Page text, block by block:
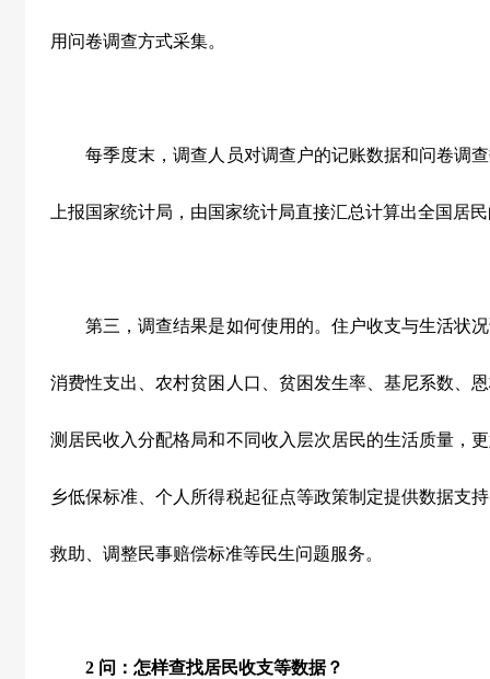
用问卷调查方式采集。
每季度末，调查人员对调查户的记账数据和问卷调查
上报国家统计局，由国家统计局直接汇总计算出全国居
第三，调查结果是如何使用的。住户收支与生活状况
消费性支出、农村贫困人口、贫困发生率、基尼系数、
测居民收入分配格局和不同收入层次居民的生活质量，
乡低保标准、个人所得税起征点等政策制定提供数据支
救助、调整民事赔偿标准等民生问题服务。
2 问：怎样查找居民收支等数据？